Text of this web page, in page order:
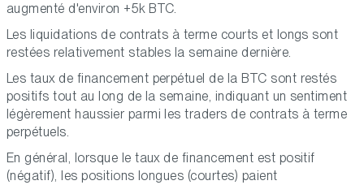
augmenté d'environ +5k BTC.
Les liquidations de contrats à terme courts et longs sont
restées relativement stables la semaine dernière.
Les taux de financement perpétuel de la BTC sont restés
positifs tout au long de la semaine, indiquant un sentiment
légèrement haussier parmi les traders de contrats à terme
perpétuels.
En général, lorsque le taux de financement est positif
(négatif), les positions longues (courtes) paient